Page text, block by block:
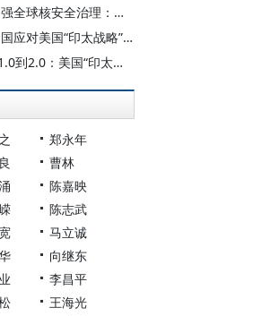
陈须隆 张敬芳：加强全球核安全治理：俄乌冲突对全球核态势的影响及其应对
陈积敏 郭芳翠：中国应对美国“印太战略”的外交方略
蒋芳菲：从特朗普1.0到2.0：美国“印太战略”的演变与新动向
郑永年
曹林
陈嘉映
陈志武
马立诚
向继东
李昌平
王海光